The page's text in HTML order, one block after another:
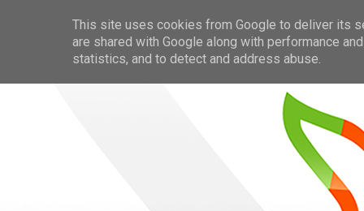
This site uses cookies from Google to deliver its
are shared with Google along with performance
statistics, and to detect and address abuse.